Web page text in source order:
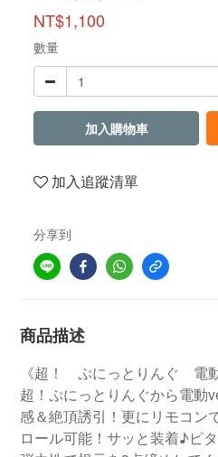
NT$1,100
數量
加入購物車
加入追蹤清單
分享到
商品描述
《超！ ぷにっとりんぐ 電
超！ぷにっとりんぐから電動
感＆絶頂誘引！更にリモコン
ロール可能！サッと装着♪ピ